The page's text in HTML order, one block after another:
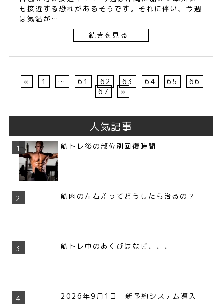
も接近する恐れがあるそうです。それに伴い、今週
は気温が…
続きを見る
« 1 … 61 62 63 64 65
66
67
»
人気記事
筋トレ後の部位別回復時間
筋肉の左右差ってどうしたら治るの？
筋トレ中のあくびはなぜ、、、
2026年9月1日 新予約システム導入